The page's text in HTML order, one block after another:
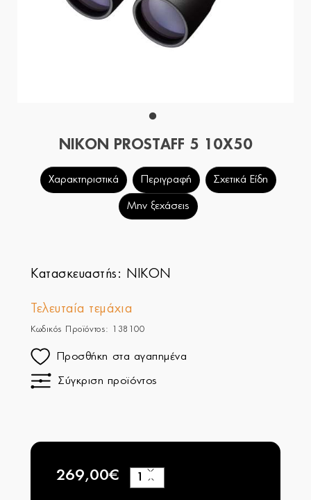
NIKON PROSTAFF 5 10X50
Χαρακτηριστικά Περιγραφή Σχετικά Είδη
Μην ξεχάσεις
Κατασκευαστής: NIKON
Τελευταία τεμάχια
Κωδικός Προϊόντος: 138100
Προσθήκη στα αγαπημένα
Σύγκριση προϊόντος
269,00€
−
+